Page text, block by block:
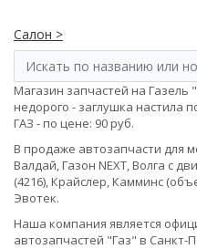
Салон >
Магазин запчастей на Газель
недорого - заглушка настила
ГАЗ - по цене: 90 руб.
В продаже автозапчасти для
Валдай, Газон NEXT, Волга с
(4216), Крайслер, Камминс
Эвотек.
Наша компания является
автозапчастей "Газ" в Санкт-